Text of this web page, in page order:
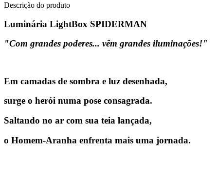
Descrição do produto
Luminária LightBox SPIDERMAN
"Com grandes poderes... vêm grandes iluminações!"
Em camadas de sombra e luz desenhada,
surge o herói numa pose consagrada.
Saltando no ar com sua teia lançada,
o Homem-Aranha enfrenta mais uma jornada.